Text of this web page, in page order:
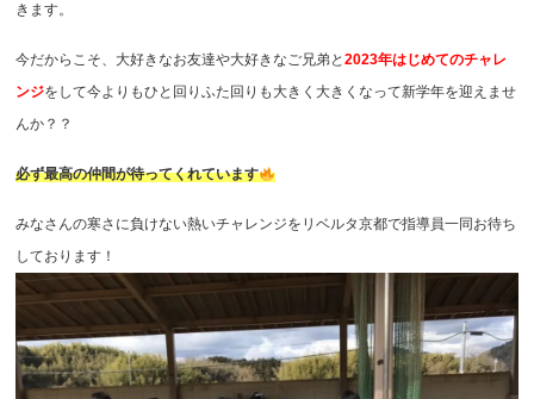
きます。
今だからこそ、大好きなお友達や大好きなご兄弟と2023年はじめてのチャレ
ンジをして今よりもひと回りふた回りも大きく大きくなって新学年を迎えませ
んか？？
必ず最高の仲間が待ってくれています
みなさんの寒さに負けない熱いチャレンジをリベルタ京都で指導員一同お待ち
しております！